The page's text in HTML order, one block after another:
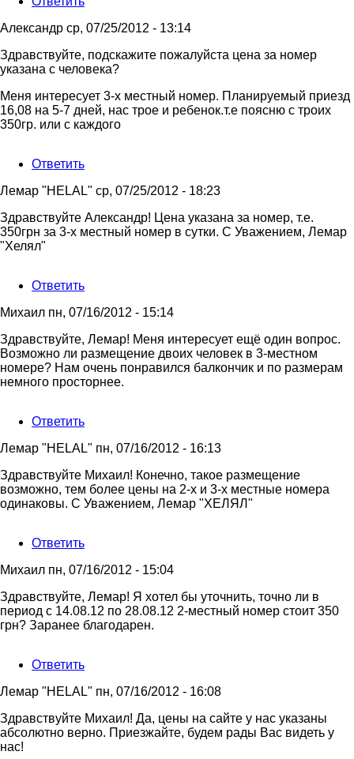
Валентина
Александр ср, 07/25/2012 - 13:14
Здравствуйте, подскажите пожалуйста цена за номер
указана с человека?
Меня интересует 3-х местный номер. Планируемый приезд
16,08 на 5-7 дней, нас трое и ребенок.т.е поясню с троих
350гр. или с каждого
Ответить
Лемар "HELAL" ср, 07/25/2012 - 18:23
Ответ
на
Здравствуйте,
Александр
Здравствуйте Александр! Цена указана за номер, т.е.
350грн за 3-х местный номер в сутки. С Уважением, Лемар
"Хелял"
Ответить
Михаил пн, 07/16/2012 - 15:14
Здравствуйте, Лемар! Меня интересует ещё один вопрос.
Возможно ли размещение двоих человек в 3-местном
номере? Нам очень понравился балкончик и по размерам
немного просторнее.
Ответить
Лемар "HELAL" пн, 07/16/2012 - 16:13
Ответ
на
Здравствуйте,
Здравствуйте Михаил! Конечно, такое размещение
возможно, тем более цены на 2-х и 3-х местные номера
одинаковы. С Уважением, Лемар "ХЕЛЯЛ"
Ответить
Михаил пн, 07/16/2012 - 15:04
Здравствуйте, Лемар! Я хотел бы уточнить, точно ли в
период с 14.08.12 по 28.08.12 2-местный номер стоит 350
грн? Заранее благодарен.
Ответить
Лемар "HELAL" пн, 07/16/2012 - 16:08
Ответ
на
Здравствуйте,
Здравствуйте Михаил! Да, цены на сайте у нас указаны
абсолютно верно. Приезжайте, будем рады Вас видеть у
нас!